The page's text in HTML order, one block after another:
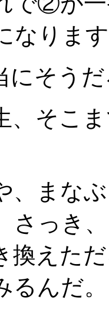
なりま
にそう
、そこ
、まな
さっき
換えた
んだ。